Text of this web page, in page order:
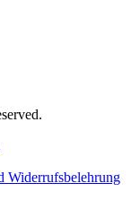
Widerrufsbelehrung